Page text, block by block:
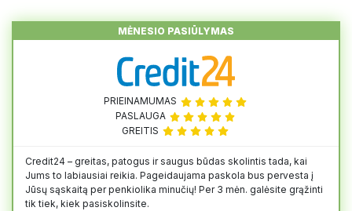
MĖNESIO PASIŪLYMAS
PRIEINAMUMAS
PASLAUGA
GREITIS
Credit24 – greitas, patogus ir saugus būdas skolintis tada, kai
Jums to labiausiai reikia. Pageidaujama paskola bus pervesta į
Jūsų sąskaitą per penkiolika minučių! Per 3 mėn. galėsite grąžinti
tik tiek, kiek pasiskolinsite.